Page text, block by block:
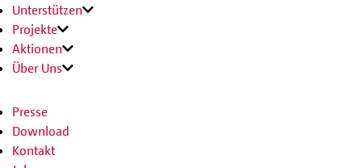
Unterstützen
Projekte
Aktionen
Über Uns
Presse
Download
Kontakt